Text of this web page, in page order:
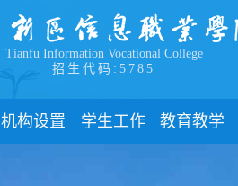
Tianfu Information Vocational College
招生代码:5785
机构设置 学生工作 教育教学